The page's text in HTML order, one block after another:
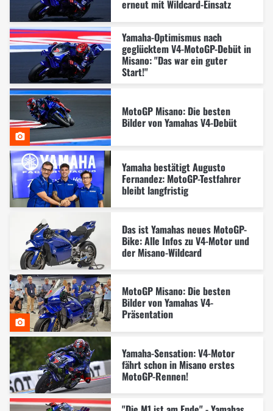
erneut mit Wildcard-Einsatz
Yamaha-Optimismus nach
geglücktem V4-MotoGP-Debüt in
Misano: "Das war ein guter
Start!"
MotoGP Misano: Die besten
Bilder von Yamahas V4-Debüt
Yamaha bestätigt Augusto
Fernandez: MotoGP-Testfahrer
bleibt langfristig
Das ist Yamahas neues MotoGP-
Bike: Alle Infos zu V4-Motor und
der Misano-Wildcard
MotoGP Misano: Die besten
Bilder von Yamahas V4-
Präsentation
Yamaha-Sensation: V4-Motor
fährt schon in Misano erstes
MotoGP-Rennen!